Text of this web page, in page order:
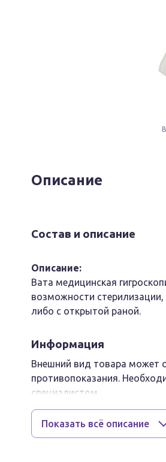
Описание
Состав и описание
Описание:
Вата медицинская
возможности
либо с открытой раной.
Информация
Внешний вид товара может
противопоказания.
специалистом
Показать всё описание